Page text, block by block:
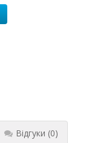
Відгуки (0)